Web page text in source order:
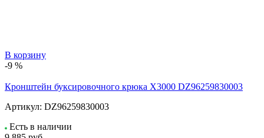
В корзину
-9 %
Кронштейн буксировочного крюка X3000 DZ96259830003
Артикул: DZ96259830003
Есть в наличии